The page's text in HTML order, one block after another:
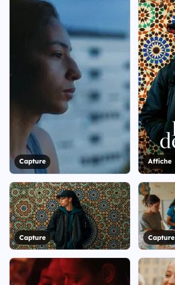
Capture Affiche
Capture Capture